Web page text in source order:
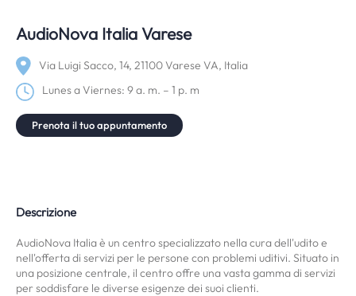
AudioNova Italia Varese
Via Luigi Sacco, 14, 21100 Varese VA, Italia
Lunes a Viernes: 9 a. m. – 1 p. m
Prenota il tuo appuntamento
Descrizione
AudioNova Italia è un centro specializzato nella cura dell'udito e
nell'offerta di servizi per le persone con problemi uditivi. Situato in
una posizione centrale, il centro offre una vasta gamma di servizi
per soddisfare le diverse esigenze dei suoi clienti.